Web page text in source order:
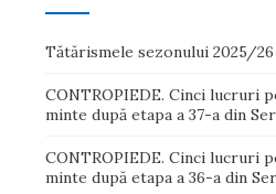
Tătărismele sezonului 2025/
CONTROPIEDE. Cinci lucruri
minte după etapa a 37-a din
CONTROPIEDE. Cinci lucruri
minte după etapa a 36-a din